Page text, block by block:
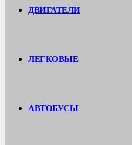
ДВИГАТЕЛИ
ЛЕГКОВЫЕ
АВТОБУСЫ